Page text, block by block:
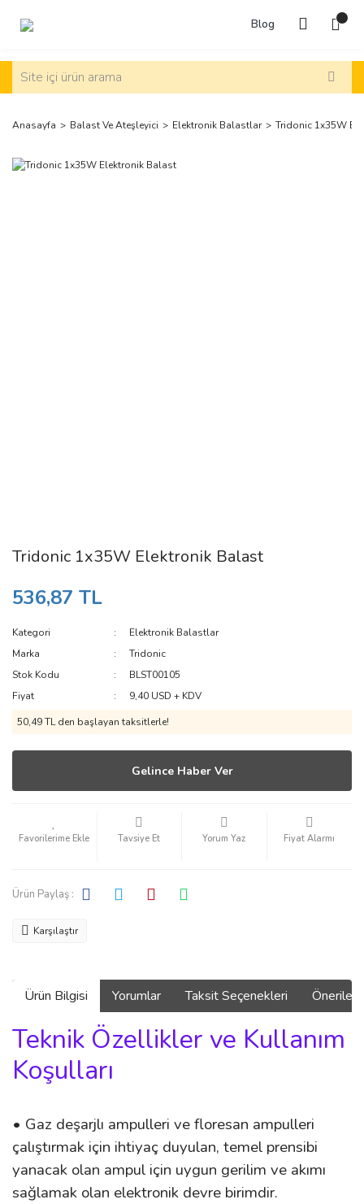
Blog
Anasayfa Balast Ve Ateşleyici Elektronik Balastlar Tridonic 1x35W
Tridonic 1x35W Elektronik Balast
536,87 TL
Kategori
Elektronik Balastlar
Marka
Tridonic
Stok Kodu
BLST00105
Fiyat
9,40 USD + KDV
50,49 TL den başlayan taksitlerle!
Gelince Haber Ver
Tavsiye Et Yorum Yaz Fiyat Alarmı
Ürün Paylaş :
Karşılaştır
Ürün Bilgisi Yorumlar Taksit Seçenekleri
Teknik Özellikler ve Kullanım
Koşulları
• Gaz deşarjlı ampulleri ve floresan ampulleri
çalıştırmak için ihtiyaç duyulan, temel prensibi
yanacak olan ampul için uygun gerilim ve akımı
sağlamak olan elektronik devre birimdir.